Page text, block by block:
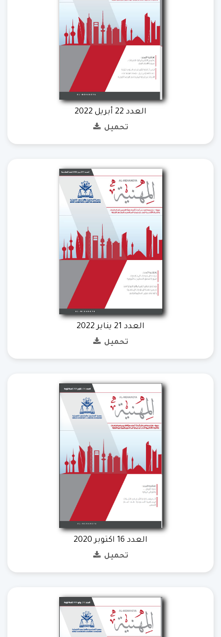
العدد 22 أبريل 2022
تحميل
العدد 21 يناير 2022
تحميل
العدد 16 اكتوبر 2020
تحميل